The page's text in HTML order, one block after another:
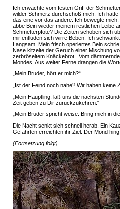
Ich erwachte vom festen Griff der
wilder Schmerz durchschoß mich. Ich
das eine vor das andere. Ich bewegte
abbe Bein wieder meinem restlichen Leibe
Schmetterpfote? Die Zeiten schoben sich
mir entluden sich wirre Beben. Ich
Langsam. Mein frisch operiertes Bein
Nase kitzelte der Geruch einer Mischung
zerbröseltem Knäckebrot . Vom
Mondes. Aus weiter Ferne drangen die
„Mein Bruder, hört er mich?“
„Ist der Feind noch nahe? Wir haben keine
„Mein Häuptling, laß uns die nächsten
Zeit geben zu Dir zurückzukehren.“
„Mein Bruder spricht weise. Bring mich in
Die Nacht senkt sich schnell herab. Ein
Gefährten erreichten ihr Ziel. Der Mond hing
(Fortsetzung folgt)